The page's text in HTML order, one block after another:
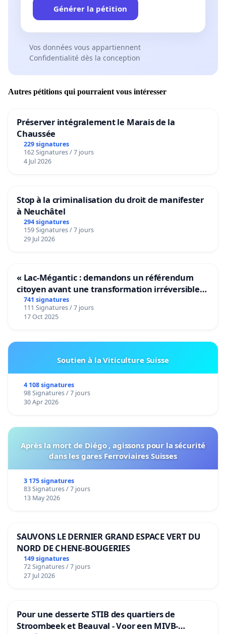
Générer la pétition
Vos données vous appartiennent
Confidentialité dès la conception
Autres pétitions qui pourraient vous intéresser
Préserver intégralement le Marais de la
Chaussée
229 signatures
162 Signatures / 7 jours
4 Jul 2026
Stop à la criminalisation du droit de manifester
à Neuchâtel
294 signatures
159 Signatures / 7 jours
29 Jul 2026
« Lac-Mégantic : demandons un référendum
citoyen avant une transformation irréversible
de notre territoire »
741 signatures
111 Signatures / 7 jours
17 Oct 2025
Soutien à la Viticulture Suisse
4 108 signatures
98 Signatures / 7 jours
30 Apr 2026
Après la mort de Diégo , agissons pour la sécurité
dans les gares Ferroviaires Suisses
3 175 signatures
83 Signatures / 7 jours
13 May 2026
SAUVONS LE DERNIER GRAND ESPACE VERT DU
NORD DE CHENE-BOUGERIES
149 signatures
72 Signatures / 7 jours
27 Jul 2026
Pour une desserte STIB des quartiers de
Stroombeek et Beauval - Voor een MIVB-